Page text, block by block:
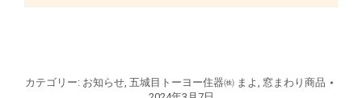
カテゴリー: お知らせ, 五城目トーヨー住器㈱ まよ
窓まわり商品